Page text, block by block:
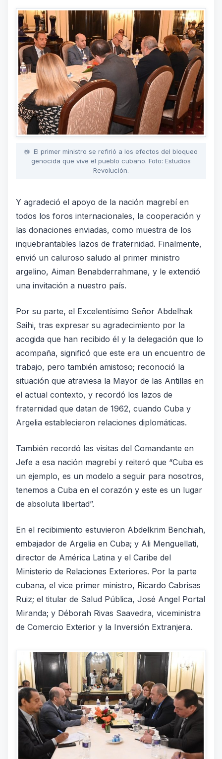
El primer ministro se refirió a los efectos del bloqueo
genocida que vive el pueblo cubano. Foto: Estudios
Revolución.
Y agradeció el apoyo de la nación magrebí en
todos los foros internacionales, la cooperación y
las donaciones enviadas, como muestra de los
inquebrantables lazos de fraternidad. Finalmente,
envió un caluroso saludo al primer ministro
argelino, Aiman Benabderrahmane, y le extendió
una invitación a nuestro país.
Por su parte, el Excelentísimo Señor Abdelhak
Saihi, tras expresar su agradecimiento por la
acogida que han recibido él y la delegación que lo
acompaña, significó que este era un encuentro de
trabajo, pero también amistoso; reconoció la
situación que atraviesa la Mayor de las Antillas en
el actual contexto, y recordó los lazos de
fraternidad que datan de 1962, cuando Cuba y
Argelia establecieron relaciones diplomáticas.
También recordó las visitas del Comandante en
Jefe a esa nación magrebí y reiteró que “Cuba es
un ejemplo, es un modelo a seguir para nosotros,
tenemos a Cuba en el corazón y este es un lugar
de absoluta libertad”.
En el recibimiento estuvieron Abdelkrim Benchiah,
embajador de Argelia en Cuba; y Ali Menguellati,
director de América Latina y el Caribe del
Ministerio de Relaciones Exteriores. Por la parte
cubana, el vice primer ministro, Ricardo Cabrisas
Ruiz; el titular de Salud Pública, José Angel Portal
Miranda; y Déborah Rivas Saavedra, viceministra
de Comercio Exterior y la Inversión Extranjera.